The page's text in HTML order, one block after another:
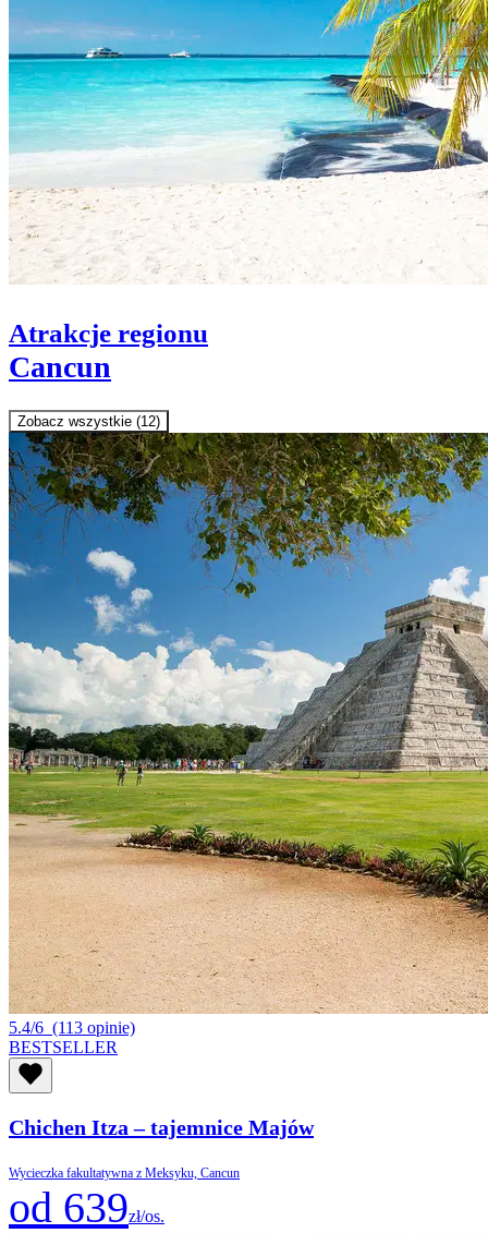
Atrakcje regionu
Cancun
Zobacz wszystkie (12)
5.4/6 (113 opinie)
BESTSELLER
Chichen Itza – tajemnice Majów
Wycieczka fakultatywna z Meksyku, Cancun
od 639zł/os.